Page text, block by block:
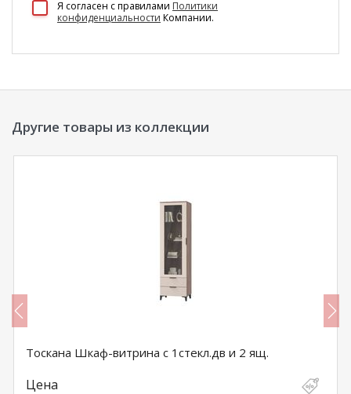
Я согласен c правилами Политики
конфиденциальности Компании.
Другие товары из коллекции
Тоскана Шкаф-витрина с 1стекл.дв и 2 ящ.
Цена